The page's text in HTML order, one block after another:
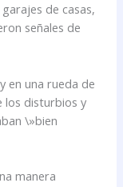
de casas,
señales de
en una rueda de
los disturbios y
\»bien
manera